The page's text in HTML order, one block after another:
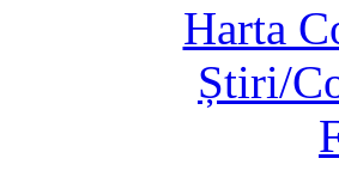
Harta
Știri/